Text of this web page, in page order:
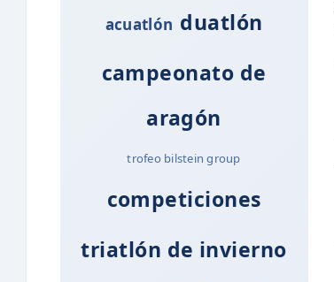
acuatlón duatlón
campeonato de
aragón
trofeo bilstein group
competiciones
triatlón de invierno